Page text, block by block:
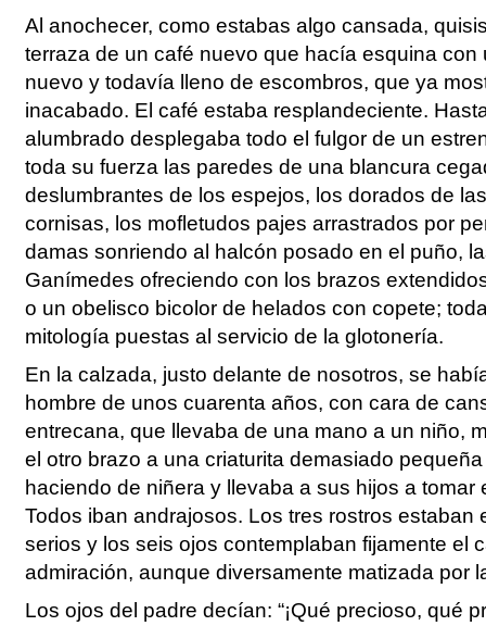
Al anochecer, como estabas algo cansada,
terraza de un café nuevo que hacía esquina con
nuevo y todavía lleno de escombros, que ya
inacabado. El café estaba resplandeciente.
alumbrado desplegaba todo el fulgor de un
toda su fuerza las paredes de una blancura
deslumbrantes de los espejos, los dorados de
cornisas, los mofletudos pajes arrastrados por
damas sonriendo al halcón posado en el puño,
Ganímedes ofreciendo con los brazos
o un obelisco bicolor de helados con copete;
mitología puestas al servicio de la glotonería.
En la calzada, justo delante de nosotros, se
hombre de unos cuarenta años, con cara de
entrecana, que llevaba de una mano a un niño,
el otro brazo a una criaturita demasiado
haciendo de niñera y llevaba a sus hijos a tomar
Todos iban andrajosos. Los tres rostros estaban
serios y los seis ojos contemplaban fijamente el
admiración, aunque diversamente matizada por
Los ojos del padre decían: “¡Qué precioso, qué